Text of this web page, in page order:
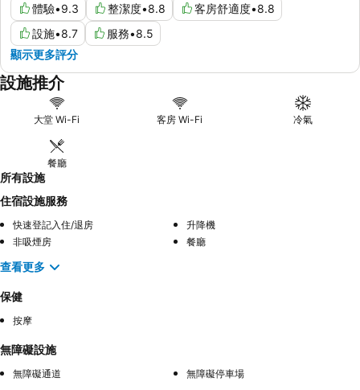
體驗•9.3 整潔度•8.8 客房舒適度•8.8
設施•8.7 服務•8.5
顯示更多評分
設施推介
大堂 Wi-Fi 客房 Wi-Fi 冷氣
餐廳
所有設施
住宿設施服務
快速登記入住/退房
升降機
非吸煙房
餐廳
查看更多
保健
按摩
無障礙設施
無障礙通道 無障礙停車場